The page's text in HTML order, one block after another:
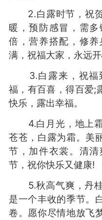
2.白露时节，祝贺
暖，预防感冒，需
倍，营养搭配，修
满，祝福大家，永远
3.白露来，祝福
福，有百喜，得百爱;
快乐，露出幸福。
4.白月光，地上霜
苍苍，白露为霜。美
节，加件衣裳。清
节，祝你快乐又健康!
5.秋高气爽，丹桂
是一个丰收的季节。
卷。愿你尽情地放飞